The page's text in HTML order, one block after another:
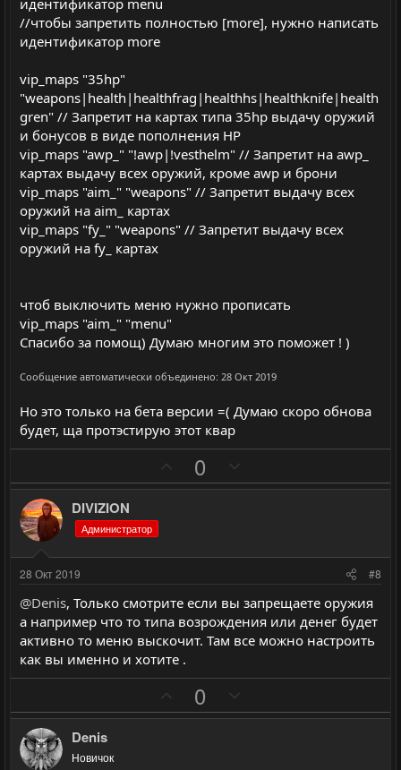
л л
//чтобы запретить полностью [more], нужно написать
идентификатор more
vip_maps "35hp"
"weapons|health|healthfrag|healthhs|healthknife|health
gren" // Запретит на картах типа 35hp выдачу оружий
и бонусов в виде пополнения HP
vip_maps "awp_" "!awp|!vesthelm" // Запретит на awp_
картах выдачу всех оружий, кроме awp и брони
vip_maps "aim_" "weapons" // Запретит выдачу всех
оружий на aim_ картах
vip_maps "fy_" "weapons" // Запретит выдачу всех
оружий на fy_ картах
чтоб выключить меню нужно прописать
vip_maps "aim_" "menu"
Спасибо за помощ) Думаю многим это поможет ! )
Сообщение автоматически объединено: 28 Окт 2019
Но это только на бета версии =( Думаю скоро обнова
будет, ща протэстирую этот квар
о
т
в
н
ы
й
г
л
0
е
т
в
н
ы
г
л
DIVIZION
Администратор
28 Окт 2019 #8
@Denis, Только смотрите если вы запрещаете оружия
а например что то типа возрождения или денег будет
активно то меню выскочит. Там все можно настроить
как вы именно и хотите .
о
0
е
Denis
Новичок